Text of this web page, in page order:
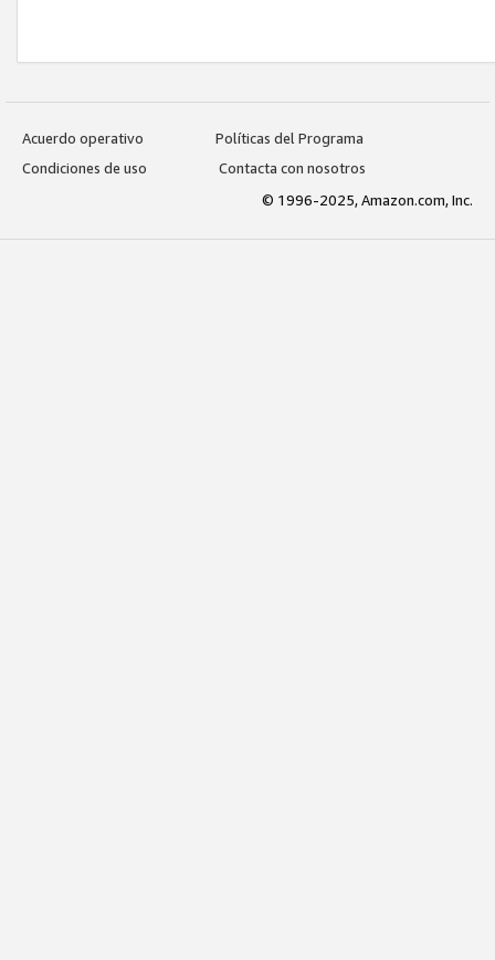
Acuerdo operativo
Políticas del Programa
Condiciones de uso
Contacta con nosotros
© 1996-2025, Amazon.com, Inc.